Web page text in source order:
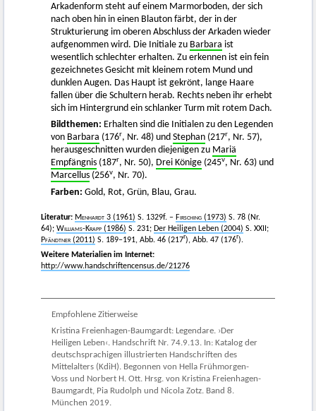
Arkadenform steht auf einem Marmorboden, der sich
nach oben hin in einen Blauton färbt, der in der
Strukturierung im oberen Abschluss der Arkaden wieder
aufgenommen wird. Die Initiale zu Barbara ist
wesentlich schlechter erhalten. Zu erkennen ist ein fein
gezeichnetes Gesicht mit kleinem rotem Mund und
dunklen Augen. Das Haupt ist gekrönt, lange Haare
fallen über die Schultern herab. Rechts neben ihr erhebt
sich im Hintergrund ein schlanker Turm mit rotem Dach.
Bildthemen: Erhalten sind die Initialen zu den Legenden
von Barbara (176r, Nr. 48) und Stephan (217r, Nr. 57),
herausgeschnitten wurden diejenigen zu Mariä
Empfängnis (187r, Nr. 50), Drei Könige (245v, Nr. 63) und
Marcellus (256v, Nr. 70).
Farben: Gold, Rot, Grün, Blau, Grau.
Literatur: Menhardt 3 (1961) S. 1329f. – Firsching (1973) S. 78 (Nr.
64); Williams-Krapp (1986) S. 231; Der Heiligen Leben (2004) S. XXII;
Pfändtner (2011) S. 189–191, Abb. 46 (217r), Abb. 47 (176r).
Weitere Materialien im Internet:
http://www.handschriftencensus.de/21276
Empfohlene Zitierweise
Kristina Freienhagen-Baumgardt: Legendare. ›Der
Heiligen Leben‹. Handschrift Nr. 74.9.13. In: Katalog der
deutschsprachigen illustrierten Handschriften des
Mittelalters (KdiH). Begonnen von Hella Frühmorgen-
Voss und Norbert H. Ott. Hrsg. von Kristina Freienhagen-
Baumgardt, Pia Rudolph und Nicola Zotz. Band 8.
München 2019.